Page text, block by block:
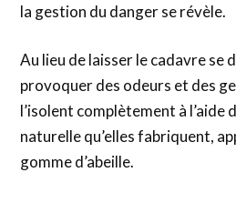
la gestion du danger se révèle.
Au lieu de laisser le cadavre se
provoquer des odeurs et des
l’isolent complètement à l’aide
naturelle qu’elles fabriquent,
gomme d’abeille.